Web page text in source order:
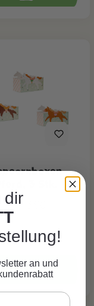
CHF 3.90*
dir
an und